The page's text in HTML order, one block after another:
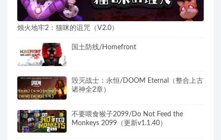
烛火地牢2：猫咪的诅咒（V2.0）
国土防线/Homefront
毁灭战士：永恒/DOOM Eternal（整合上古
诸神全2章）
不要喂食猴子2099/Do Not Feed the
Monkeys 2099（更新v1.1.40）